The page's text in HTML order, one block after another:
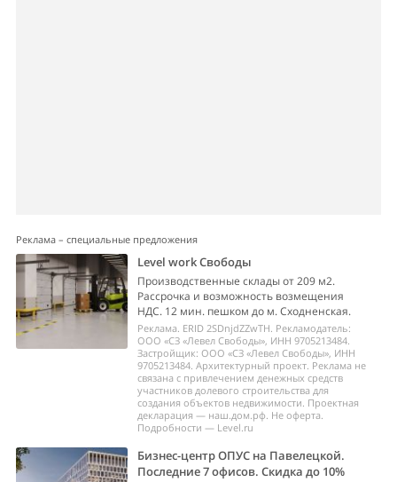
Реклама – специальные предложения
Level work Свободы
Производственные склады от 209 м2.
Рассрочка и возможность возмещения
НДС. 12 мин. пешком до м. Сходненская.
Реклама. ERID 2SDnjdZZwTH. Рекламодатель:
ООО «СЗ «Левел Свободы», ИНН 9705213484.
Застройщик: ООО «СЗ «Левел Свободы», ИНН
9705213484. Архитектурный проект. Реклама не
связана с привлечением денежных средств
участников долевого строительства для
создания объектов недвижимости. Проектная
декларация — наш.дом.рф. Не оферта.
Подробности — Level.ru
Бизнес-центр ОПУС на Павелецкой.
Последние 7 офисов. Скидка до 10%